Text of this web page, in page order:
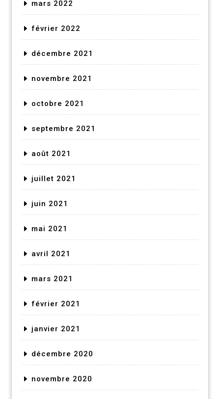
mars 2022
février 2022
décembre 2021
novembre 2021
octobre 2021
septembre 2021
août 2021
juillet 2021
juin 2021
mai 2021
avril 2021
mars 2021
février 2021
janvier 2021
décembre 2020
novembre 2020